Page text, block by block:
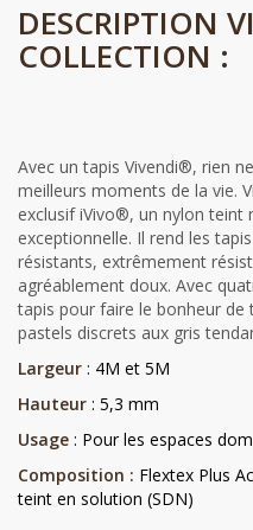
DESCRIPTION
COLLECTION :
Avec un tapis Vivendi®, rien
meilleurs moments de la vie.
exclusif iVivo®, un nylon teint
exceptionnelle. Il rend les
résistants, extrêmement
agréablement doux. Avec
tapis pour faire le bonheur de
pastels discrets aux gris
Largeur : 4M et 5M
Hauteur : 5,3 mm
Usage : Pour les espaces
Composition : Flextex Plus
teint en solution (SDN)